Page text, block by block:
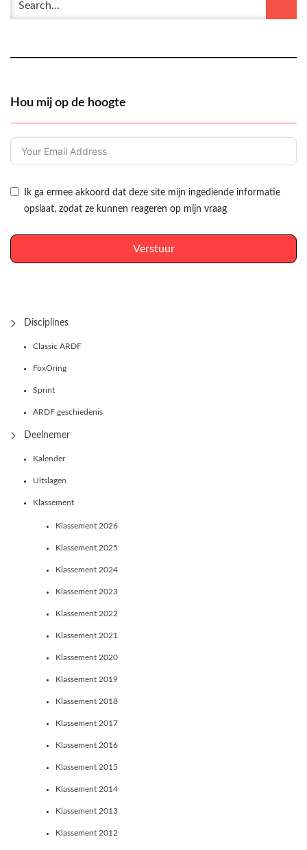
Hou mij op de hoogte
Ik ga ermee akkoord dat deze site mijn ingediende informatie
opslaat, zodat ze kunnen reageren op mijn vraag
Verstuur
Disciplines
Classic ARDF
FoxOring
Sprint
ARDF geschiedenis
Deelnemer
Kalender
Uitslagen
Klassement
Klassement 2026
Klassement 2025
Klassement 2024
Klassement 2023
Klassement 2022
Klassement 2021
Klassement 2020
Klassement 2019
Klassement 2018
Klassement 2017
Klassement 2016
Klassement 2015
Klassement 2014
Klassement 2013
Klassement 2012